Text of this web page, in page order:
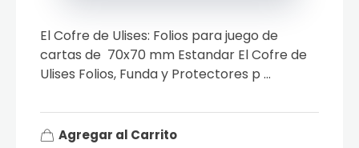
El Cofre de Ulises: Folios para juego de
cartas de 70x70 mm Estandar El Cofre de
Ulises Folios, Funda y Protectores p ...
Agregar al Carrito